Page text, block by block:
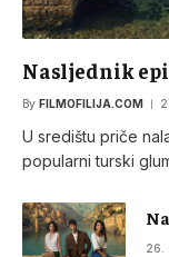
Nasljednik
By FILMOFILIJA.COM
U središtu priče
popularni turski
26.